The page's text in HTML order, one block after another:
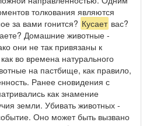
толкования являются
за вами гонится? Кусает вас?
Домашние животные -
они не так привязаны к
во времена натурального
на пастбище, как правило,
Ранее сновидения с
как знамение
земли. Убивать животных -
Оно может быть вызвано